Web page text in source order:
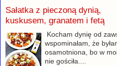
Sałatka z pieczoną dynią,
kuskusem, granatem i fetą
Kocham dynię od
wspominałam, że
osamotniona, bo w
nie gościła....